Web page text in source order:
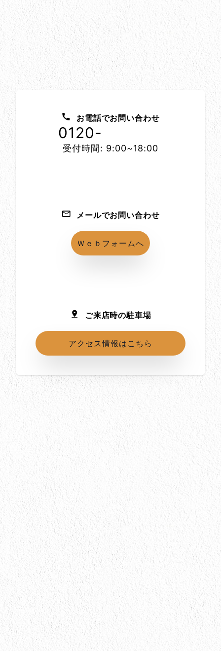
お電話でお問い合わせ
0120-
受付時間: 9:00~18:00
メールでお問い合わせ
Ｗｅｂフォームへ
ご来店時の駐車場
アクセス情報はこちら
所在地